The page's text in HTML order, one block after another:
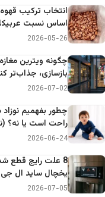
انتخاب ترکیب
اساس نسبت
2026-05-26
چگونه ویترین
بازسازی، جذاب‌تر
2026-07-02
چطور بفهمیم
راحت است یا نه؟
که هر مادر باید بداند)
2026-06-24
8 علت رایج قطع
یخچال ساید ال
2026-07-05